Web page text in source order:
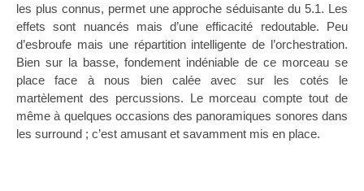
les plus connus, permet une approche séduisante du 5.1. Les
effets sont nuancés mais d’une efficacité redoutable. Peu
d’esbroufe mais une répartition intelligente de l’orchestration.
Bien sur la basse, fondement indéniable de ce morceau se
place face à nous bien calée avec sur les cotés le
martèlement des percussions. Le morceau compte tout de
même à quelques occasions des panoramiques sonores dans
les surround ; c’est amusant et savamment mis en place.